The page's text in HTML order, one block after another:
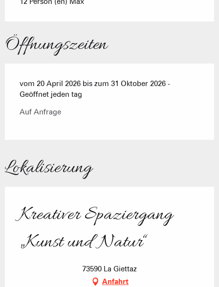
Öffnungszeiten
vom 20 April 2026 bis zum 31 Oktober 2026 -
Geöffnet jeden tag
Auf Anfrage
Lokalisierung
Kreativer Spaziergang
„Kunst und Natur“
73590 La Giettaz
Anfahrt